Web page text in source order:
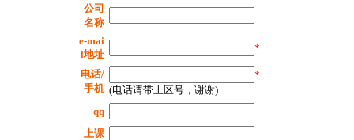
公司
名称
e-mai
l地址
*
电话/
手机
*
(电话请带上区号，谢谢)
qq
上课